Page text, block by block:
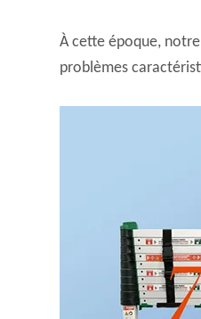
À cette époque,
problèmes